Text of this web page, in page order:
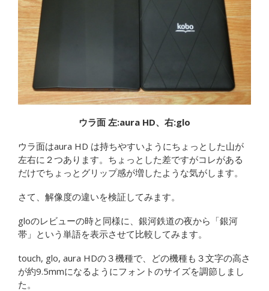
ウラ面 左:aura HD、右:glo
ウラ面はaura HD は持ちやすいようにちょっとした山が
左右に２つあります。ちょっとした差ですがコレがある
だけでちょっとグリップ感が増したような気がします。
さて、解像度の違いを検証してみます。
gloのレビューの時と同様に、銀河鉄道の夜から「銀河
帯」という単語を表示させて比較してみます。
touch, glo, aura HDの３機種で、どの機種も３文字の高さ
が約9.5mmになるようにフォントのサイズを調節しまし
た。